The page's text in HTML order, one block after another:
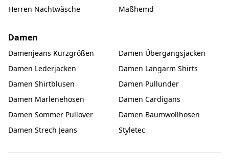
Herren Nachtwäsche
Maßhemd
Damen
Damenjeans Kurzgrößen
Damen Übergangsjacken
Damen Lederjacken
Damen Langarm Shirts
Damen Shirtblusen
Damen Pullunder
Damen Marlenehosen
Damen Cardigans
Damen Sommer Pullover
Damen Baumwollhosen
Damen Strech Jeans
Styletec